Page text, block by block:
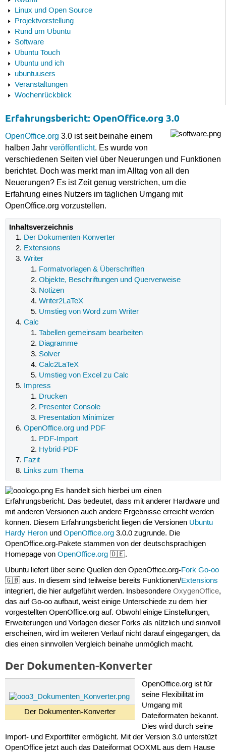
Linux und Open Source
Projektvorstellung
Rund um Ubuntu
Software
Ubuntu Touch
Ubuntu und ich
ubuntuusers
Veranstaltungen
Wochenrückblick
Erfahrungsbericht: OpenOffice.org 3.0
OpenOffice.org 3.0 ist seit beinahe einem
halben Jahr veröffentlicht. Es wurde von
verschiedenen Seiten viel über Neuerungen und Funktionen
berichtet. Doch was merkt man im Alltag von all den
Neuerungen? Es ist Zeit genug verstrichen, um die
Erfahrung eines Nutzers im täglichen Umgang mit
OpenOffice.org vorzustellen.
Inhaltsverzeichnis
Der Dokumenten-Konverter
Extensions
Writer
Formatvorlagen & Überschriften
Objekte, Beschriftungen und Querverweise
Notizen
Writer2LaTeX
Umstieg von Word zum Writer
Calc
Tabellen gemeinsam bearbeiten
Diagramme
Solver
Calc2LaTeX
Umstieg von Excel zu Calc
Impress
Drucken
Presenter Console
Presentation Minimizer
OpenOffice.org und PDF
PDF-Import
Hybrid-PDF
Fazit
Links zum Thema
Es handelt sich hierbei um einen
Erfahrungsbericht. Das bedeutet, dass mit anderer Hardware und
mit anderen Versionen auch andere Ergebnisse erreicht werden
können. Diesem Erfahrungsbericht liegen die Versionen Ubuntu
Hardy Heronund OpenOffice.org3.0.0 zugrunde. Die
OpenOffice.org-Pakete stammen von der deutschsprachigen
Homepage von OpenOffice.org🇩🇪.
Ubuntu liefert über seine Quellen den OpenOffice.org-Fork Go-oo
🇬🇧 aus. In diesem sind teilweise bereits Funktionen/Extensions
integriert, die hier aufgeführt werden. Insbesondere OxygenOffice,
das auf Go-oo aufbaut, weist einige Unterschiede zu dem hier
vorgestellten OpenOffice.org auf. Obwohl einige Einstellungen,
Erweiterungen und Vorlagen dieser Forks als nützlich und sinnvoll
erscheinen, wird im weiteren Verlauf nicht darauf eingegangen, da
dies einen sinnvollen Vergleich beinahe unmöglich macht.
Der Dokumenten-Konverter
Der Dokumenten-Konverter
OpenOffice.org ist für
seine Flexibilität im
Umgang mit
Dateiformaten bekannt.
Dies wird durch seine
Import- und Exportfilter ermöglicht. Mit der Version 3.0 unterstüzt
OpenOffice jetzt auch das Dateiformat OOXML aus dem Hause